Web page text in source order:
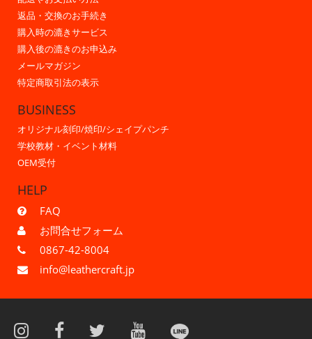
返品・交換のお手続き
購入時の漉きサービス
購入後の漉きのお申込み
メールマガジン
特定商取引法の表示
BUSINESS
オリジナル刻印/焼印/シェイプパンチ
学校教材・イベント材料
OEM受付
HELP
FAQ
お問合せフォーム
0867-42-8004
info@leathercraft.jp